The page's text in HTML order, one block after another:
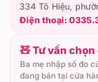
334 Tô Hiệu,
Điện thoại:
🧸 Tư vấn
Ba mẹ nhập số đo
đang bán tại cửa